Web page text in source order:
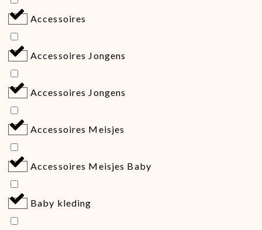
Accessoires
Accessoires Jongens
Accessoires Jongens
Accessoires Meisjes
Accessoires Meisjes Baby
Baby kleding